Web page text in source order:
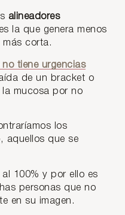
alineadores
es la que genera menos
corta.
tiene urgencias
de un bracket o
mucosa por no
los
aquellos que se
100% y por ello es
personas que no
en su imagen.